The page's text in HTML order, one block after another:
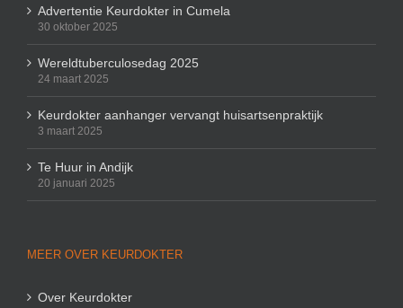
Advertentie Keurdokter in Cumela
30 oktober 2025
Wereldtuberculosedag 2025
24 maart 2025
Keurdokter aanhanger vervangt huisartsenpraktijk
3 maart 2025
Te Huur in Andijk
20 januari 2025
MEER OVER KEURDOKTER
Over Keurdokter